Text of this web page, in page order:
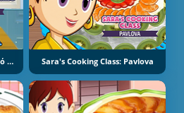
Sara's Cooking Class: Παγωτό Ξυλάκι Sara's Cooking Class: Pavlova